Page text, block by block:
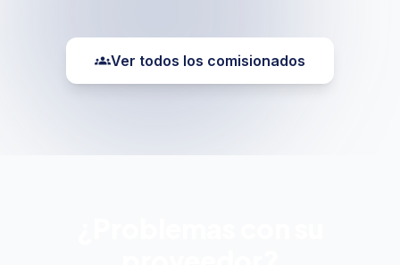
groupsVer todos los comisionados